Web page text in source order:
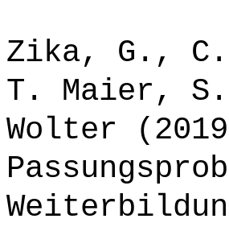
Zika, G., C.
T. Maier,
Wolter